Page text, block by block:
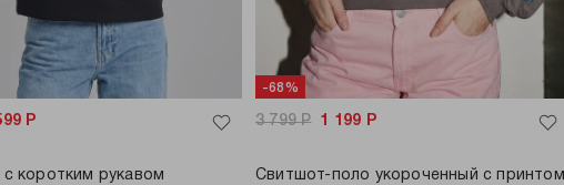
Р
коротким рукавом
-68%
3 799Р 1 199 Р
Свитшот-поло укороченный с принтом